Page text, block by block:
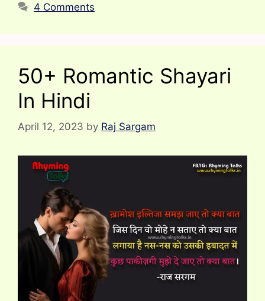
4 Comments
50+ Romantic Shayari
In Hindi
April 12, 2023 by Raj Sargam